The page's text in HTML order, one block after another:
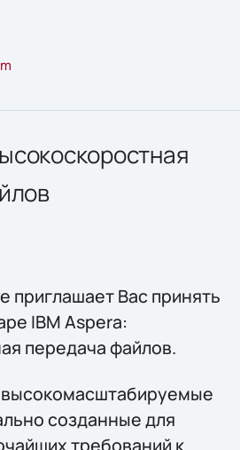
приглашает Вас принять
IBM Aspera:
передача файлов.
высокомасштабируемые
созданные для
требований к